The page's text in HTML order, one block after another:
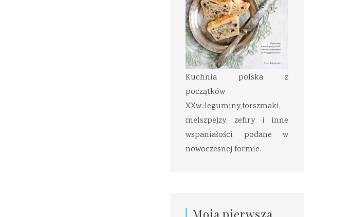
Kuchnia polska z
początków
XXw.:leguminy,forszmaki,
melszpejzy, zefiry i inne
wspaniałości podane w
nowoczesnej formie.
Moja pierwsza